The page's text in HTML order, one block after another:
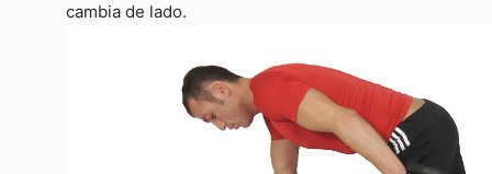
cambia de lado.